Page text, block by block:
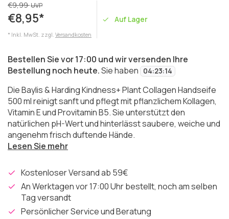
€9,99UVP
€8,95*
* Inkl. MwSt. zzgl. Versandkosten
Auf Lager
Bestellen Sie vor 17:00 und wir versenden Ihre
Bestellung noch heute.Sie haben 04:23:14
Die Baylis & Harding Kindness+ Plant Collagen Handseife
500 ml reinigt sanft und pflegt mit pflanzlichem Kollagen,
Vitamin E und Provitamin B5. Sie unterstützt den
natürlichen pH-Wert und hinterlässt saubere, weiche und
angenehm frisch duftende Hände.
Lesen Sie mehr
Kostenloser Versand ab 59€
An Werktagen vor 17:00 Uhr bestellt, noch am selben
Tag versandt
Persönlicher Service und Beratung